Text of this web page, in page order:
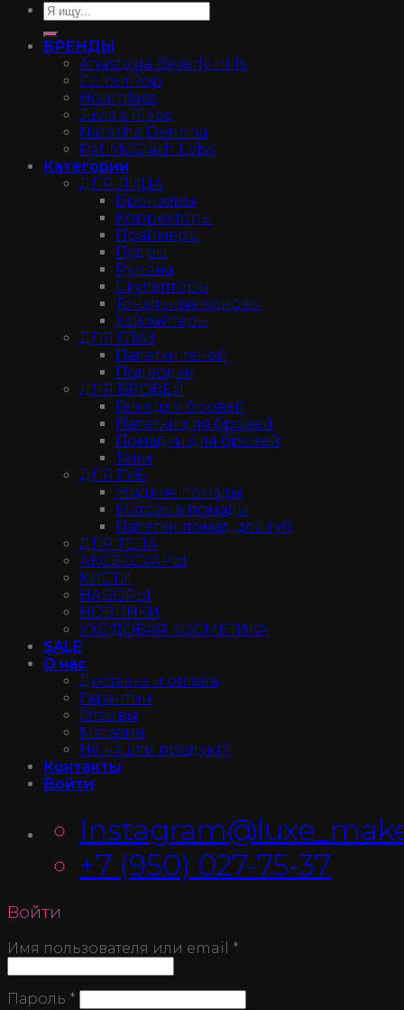
БРЕНДЫ
Anastasia Beverly Hills
ColourPop
Hourglass
Juvia’s Place
Natasha Denona
Pat McGrath Labs
Категории
ДЛЯ ЛИЦА
Бронзеры
Корректоры
Праймеры
Пудры
Румяна
Скульпторы
Тональные основы
Хайлайтеры
ДЛЯ ГЛАЗ
Палетки теней
Подводки
ДЛЯ БРОВЕЙ
Гели для бровей
Палетки для бровей
Помадки для бровей
Тени
ДЛЯ ГУБ
Жидкие помады
Матовые помады
Палетки помад для губ
ДЛЯ ТЕЛА
АКСЕССУАРЫ
КИСТИ
НАБОРЫ
НОВИНКИ
УХОДОВАЯ КОСМЕТИКА
SALE
О нас
Доставка и оплата
Гарантии
Отзывы
Магазин
Не нашли продукт?
Контакты
Войти
+7 (950) 027-75-37
Войти
Имя пользователя или email *
Пароль *